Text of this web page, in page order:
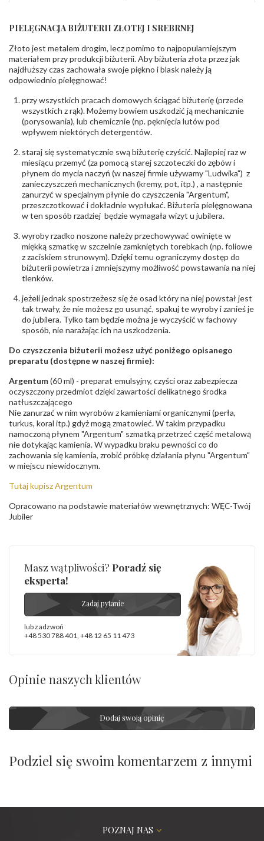
INNE PARAMETRY
Producent
odpowiedzialny:
Łazur sp.j. Kowalowy 134 38-200 Jasło; NIP:
6850004631; tel.13 44 56 100;
biuro@obraczki.pl ,PZ Stelmach Sp. z o.o. ul.
Północna 22 45-805 Opole; NIP 7542889545;
Tel. +48 77 54 90 100; biuro@stelmach.pl
Bezpieczeństwo
- rodzaj
ostrzeżenia:
Nie nadaje się dla dzieci w wieku poniżej 3 lat
, Elementy w wyrobie wykonane z białego złota
zawierają nikiel
PIELĘGNACJA BIŻUTERII ZŁOTEJ I SREBRNEJ
Złoto jest metalem drogim, lecz pomimo to najpopularniejszym
materiałem przy produkcji biżuterii. Aby biżuteria złota przez jak
najdłuższy czas zachowała swoje piękno i blask należy ją
odpowiednio pielęgnować!
przy wszystkich pracach domowych ściągać biżuterię (przede
wszystkich z rąk). Możemy bowiem uszkodzić ją mechanicznie
(porysowania), lub chemicznie (np. pęknięcia lutów pod
wpływem niektórych detergentów.
staraj się systematycznie swą biżuterię czyścić. Najlepiej raz w
miesiącu przemyć (za pomocą starej szczoteczki do zębów i
płynem do mycia naczyń (w naszej firmie używamy "Ludwika") z
zanieczyszczeń mechanicznych (kremy, pot, itp.) , a następnie
zanurzyć w specjalnym płynie do czyszczenia "Argentum",
przeszczotkować i dokładnie wypłukać. Biżuteria pielęgnowana
w ten sposób rzadziej będzie wymagała wizyt u jubilera.
wyroby rzadko noszone należy przechowywać owinięte w
miękką szmatkę w szczelnie zamkniętych torebkach (np. foliowe
z zaciskiem strunowym). Dzięki temu ograniczymy dostęp do
biżuterii powietrza i zmniejszymy możliwość powstawania na niej
tlenków.
jeżeli jednak spostrzeżesz się że osad który na niej powstał jest
tak trwały, że nie możesz go usunąć, spakuj te wyroby i zanieś je
do jubilera. Tylko tam będzie można je wyczyścić w fachowy
sposób, nie narażając ich na uszkodzenia.
Do czyszczenia biżuterii możesz użyć poniżego opisanego
preparatu (dostępne w naszej firmie):
Argentum(60 ml) - preparat emulsyjny, czyści oraz zabezpiecza
oczyszczony przedmiot dzięki zawartości delikatnego środka
natłuszczającego
Nie zanurzać w nim wyrobów z kamieniami organicznymi (perła,
turkus, koral itp.) gdyż mogą zmatowieć. W takim przypadku
namoczoną płynem "Argentum" szmatką przetrzeć część metalową
nie dotykając kamienia. W wypadku braku pewności co do
zachowania się kamienia, zrobić próbkę działania płynu "Argentum"
w miejscu niewidocznym.
Tutaj kupisz Argentum
Opracowano na podstawie materiałów wewnętrznych: WĘC-Twój
Jubiler
Masz wątpliwości? Poradź się
eksperta!
Zadaj pytanie
lub zadzwoń
+48 530 788 401, +48 12 65 11 473
Opinie naszych klientów
Dodaj swoją opinię
Podziel się swoim komentarzem z innymi
POZNAJ NAS